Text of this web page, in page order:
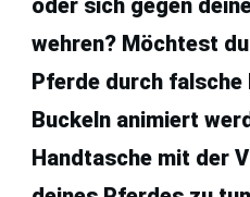
oder sich gegen
wehren? Möchtest
Pferde durch falsche
Buckeln animiert
Handtasche mit der